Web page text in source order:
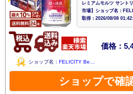
レミアムモルツ サント
市場】ショップ名：
取得：2026/08/08
価格：
ショップ名： FELICITY Be…
ショップで確